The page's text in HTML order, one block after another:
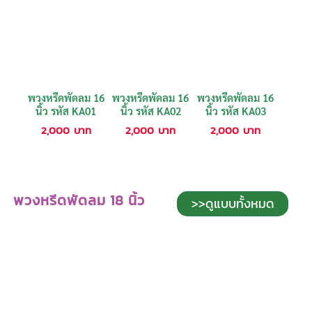
พวงหรีดพัดลม 16
นิ้ว รหัส KA01
2,000 บาท
พวงหรีดพัดลม 16
นิ้ว รหัส KA02
2,000 บาท
พวงหรีดพัดลม 16
นิ้ว รหัส KA03
2,000 บาท
พวงหรีดพัดลม 18 นิ้ว >>ดูแบบทั้งหมด